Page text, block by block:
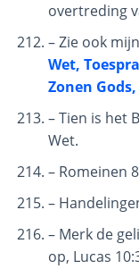
The
Judgments
of the
Divine Law
The Bible
Divorce
and
is Not
Adultery
overtreding
– Zie ook
Wet,
Zonen
– Tien is het
Wet.
– Romeinen
–
– Merk de
op, Lucas